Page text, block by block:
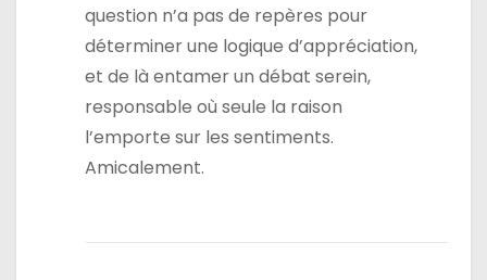
question n’a pas de repères pour
déterminer une logique d’appréciation,
et de là entamer un débat serein,
responsable où seule la raison
l’emporte sur les sentiments.
Amicalement.